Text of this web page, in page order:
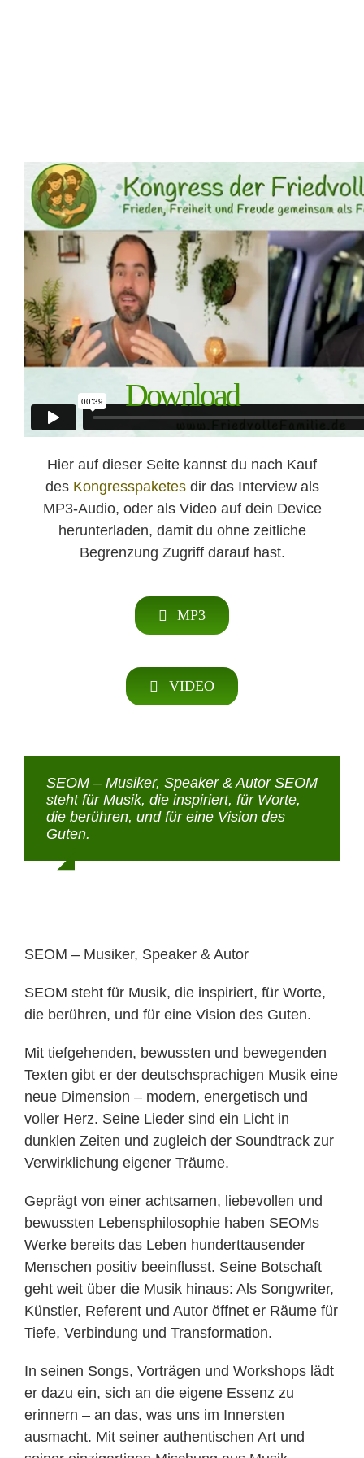
Das Interview ist nicht mehr freigeschaltet.
Das Interview war am 11.01.2025 ab 08:14 Uhr
für 48 Stunden frei verfügbar.
Download
Hier auf dieser Seite kannst du nach Kauf
des Kongresspaketesdir das Interview als
MP3-Audio, oder als Video auf dein Device
herunterladen, damit du ohne zeitliche
Begrenzung Zugriff darauf hast.
MP3
VIDEO
SEOM – Musiker, Speaker & Autor SEOM
steht für Musik, die inspiriert, für Worte,
die berühren, und für eine Vision des
Guten.
SEOM – Musiker, Speaker & Autor
SEOM steht für Musik, die inspiriert, für Worte,
die berühren, und für eine Vision des Guten.
Mit tiefgehenden, bewussten und bewegenden
Texten gibt er der deutschsprachigen Musik eine
neue Dimension – modern, energetisch und
voller Herz. Seine Lieder sind ein Licht in
dunklen Zeiten und zugleich der Soundtrack zur
Verwirklichung eigener Träume.
Geprägt von einer achtsamen, liebevollen und
bewussten Lebensphilosophie haben SEOMs
Werke bereits das Leben hunderttausender
Menschen positiv beeinflusst. Seine Botschaft
geht weit über die Musik hinaus: Als Songwriter,
Künstler, Referent und Autor öffnet er Räume für
Tiefe, Verbindung und Transformation.
In seinen Songs, Vorträgen und Workshops lädt
er dazu ein, sich an die eigene Essenz zu
erinnern – an das, was uns im Innersten
ausmacht. Mit seiner authentischen Art und